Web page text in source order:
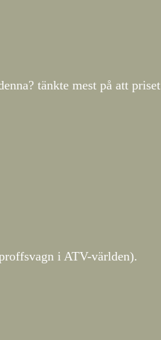
tänkte mest på att priset
i ATV-världen).